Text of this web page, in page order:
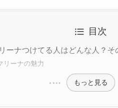
目次
ーナつけてる人はどんな人？そ
リーナの魅力
もっと見る